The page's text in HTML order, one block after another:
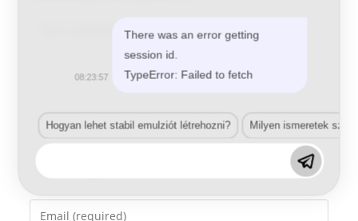
your
name
Enter
There was an error getting
session id.
TypeError: Failed to fetch
08:23:57
Hogyan lehet stabil emulziót létrehozni? Milyen ismeretek